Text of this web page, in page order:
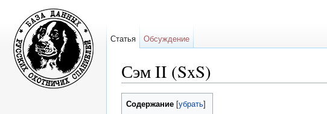
Сэм II (SxS)
Содержание убрать
Статья Обсуждение